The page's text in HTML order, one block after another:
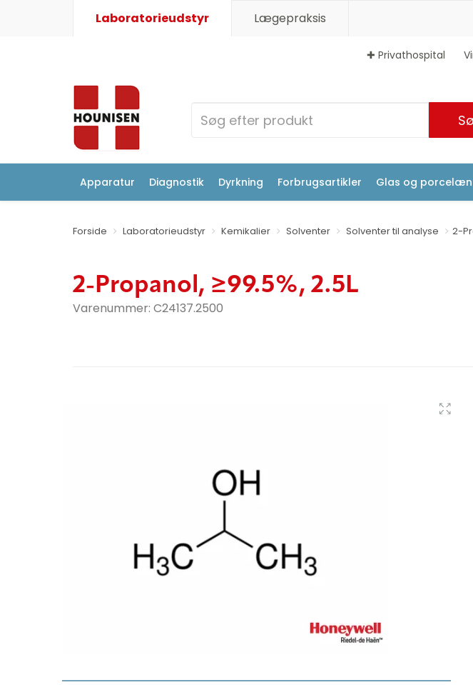
Laboratorieudstyr Lægepraksis
✚ Privathospital
Apparatur Diagnostik Dyrkning Forbrugsartikler Glas og porcelæn
Forside Laboratorieudstyr Kemikalier Solventer Solventer til analyse 2-
2-Propanol, ≥99.5%, 2.5L
Varenummer: C24137.2500